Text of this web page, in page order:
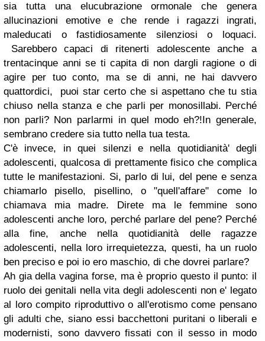
sia tutta una elucubrazione ormonale che genera
allucinazioni emotive e che rende i ragazzi ingrati,
maleducati o fastidiosamente silenziosi o loquaci.
Sarebbero capaci di ritenerti adolescente anche a
trentacinque anni se ti capita di non dargli ragione o di
agire per tuo conto, ma se di anni, ne hai davvero
quattordici, puoi star certo che si aspettano che tu stia
chiuso nella stanza e che parli per monosillabi. Perché
non parli? Non parlarmi in quel modo eh?!In generale,
sembrano credere sia tutto nella tua testa.
C'è invece, in quei silenzi e nella quotidianità' degli
adolescenti, qualcosa di prettamente fisico che complica
tutte le manifestazioni. Si, parlo di lui, del pene e senza
chiamarlo pisello, pisellino, o "quell'affare" come lo
chiamava mia madre. Direte ma le femmine sono
adolescenti anche loro, perché parlare del pene? Perché
alla fine, anche nella quotidianità delle ragazze
adolescenti, nella loro irrequietezza, questi, ha un ruolo
ben preciso e poi io ero maschio, di che dovrei parlare?
Ah gia della vagina forse, ma è proprio questo il punto: il
ruolo dei genitali nella vita degli adolescenti non e' legato
al loro compito riproduttivo o all'erotismo come pensano
gli adulti che, siano essi bacchettoni puritani o liberali e
modernisti, sono davvero fissati con il sesso in modo